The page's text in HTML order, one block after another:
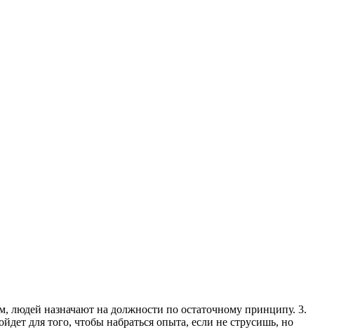
людей назначают на должности по остаточному принципу. 3.
для того, чтобы набраться опыта, если не струсишь, но